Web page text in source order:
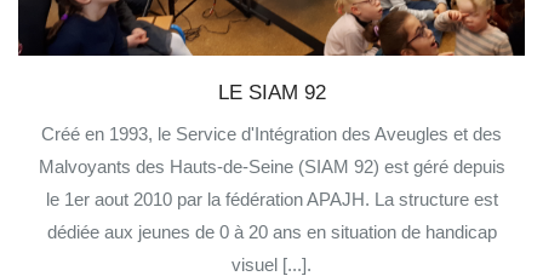
LE SIAM 92
Créé en 1993, le Service d'Intégration des Aveugles et des
Malvoyants des Hauts-de-Seine (SIAM 92) est géré depuis
le 1er aout 2010 par la fédération APAJH. La structure est
dédiée aux jeunes de 0 à 20 ans en situation de handicap
visuel [...].